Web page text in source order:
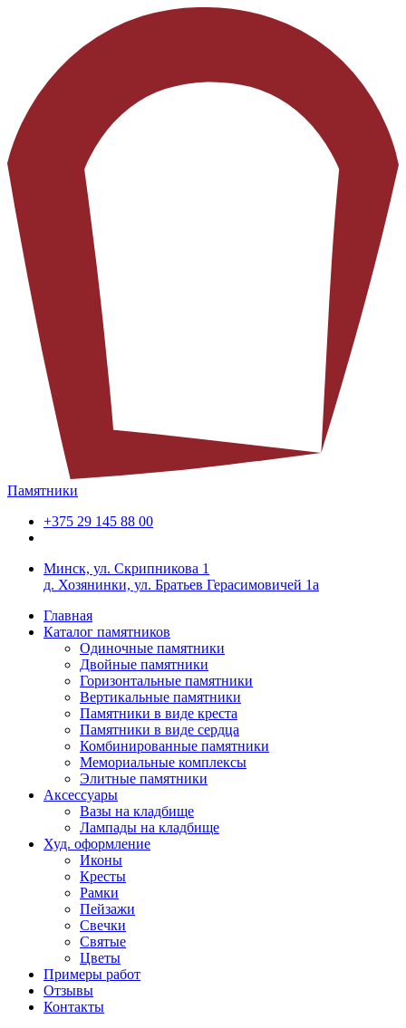
Памятники
+375 29 145 88 00
Минск, ул. Скрипникова 1
д. Хозянинки, ул. Братьев Герасимовичей 1а
Главная
Каталог памятников
Одиночные памятники
Двойные памятники
Горизонтальные памятники
Вертикальные памятники
Памятники в виде креста
Памятники в виде сердца
Комбинированные памятники
Мемориальные комплексы
Элитные памятники
Аксессуары
Вазы на кладбище
Лампады на кладбище
Худ. оформление
Иконы
Кресты
Рамки
Пейзажи
Свечки
Святые
Цветы
Примеры работ
Отзывы
Контакты